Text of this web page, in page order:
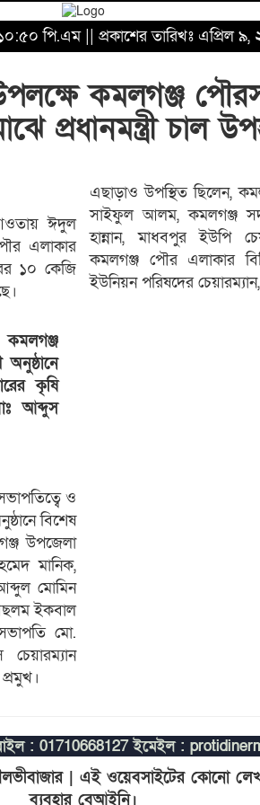
পি.এম || প্রকাশের তারিখঃ এপ্রিল
কমলগঞ্জ
প্রধানমন্ত্রী চাল
ঈদুল
এলাকার
১০ কেজি
কৃষি
আব্দুস
ও
বিশেষ
উপজেলা
মানিক,
মোমিন
ইকবাল
মো.
এছাড়াও উপস্থিত ছিলেন,
সাইফুল আলম, কমলগঞ্জ
হান্নান, মাধবপুর ইউপি
কমলগঞ্জ পৌর এলাকার
ইউনিয়ন পরিষদের
: 01710668127ইমেইল :
| এই ওয়েবসাইটের কোনো
ব্যবহার বেআইনি।